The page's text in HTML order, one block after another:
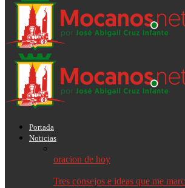
Portada
Noticias
oracion de hoy
Tres consejos e ideas que me